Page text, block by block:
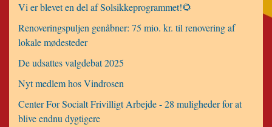
Vi er blevet en del af Solsikkeprogrammet!🌻
Renoveringspuljen genåbner: 75 mio. kr. til renovering af
lokale mødesteder
De udsattes valgdebat 2025
Nyt medlem hos Vindrosen
Center For Socialt Frivilligt Arbejde - 28 muligheder for at
blive endnu dygtigere